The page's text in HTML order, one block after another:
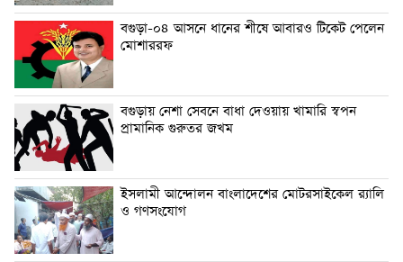
বগুড়া-০৪ আসনে ধানের শীষে আবারও টিকেট পেলেন
মোশাররফ
বগুড়ায় নেশা সেবনে বাধা দেওয়ায় খামারি স্বপন
প্রামানিক গুরুতর জখম
ইসলামী আন্দোলন বাংলাদেশের মোটরসাইকেল র‍্যালি
ও গণসংযোগ